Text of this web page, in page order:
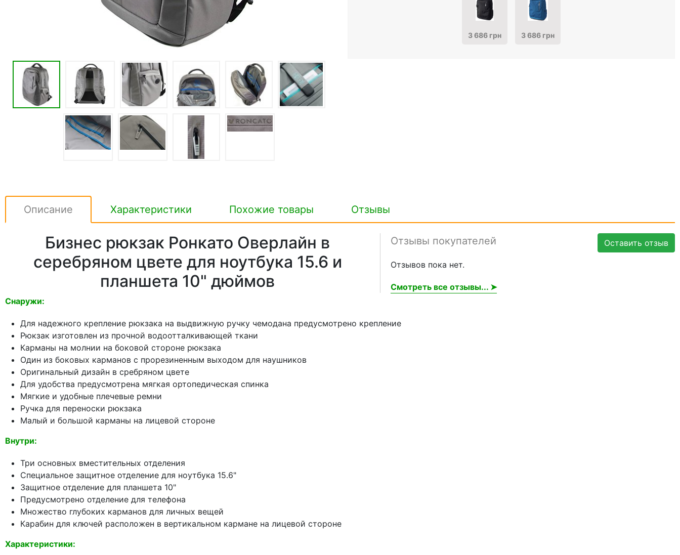
3 686 грн 3 686 грн
Описание Характеристики Похожие товары Отзывы
Оставить отзыв
Отзывы покупателей
Отзывов пока нет.
Смотреть все отзывы... ➤
Бизнес рюкзак Ронкато Оверлайн в
серебряном цвете для ноутбука 15.6 и
планшета 10" дюймов
Снаружи:
Для надежного крепление рюкзака на выдвижную ручку чемодана предусмотрено крепление
Рюкзак изготовлен из прочной водоотталкивающей ткани
Карманы на молнии на боковой стороне рюкзака
Один из боковых карманов с прорезиненным выходом для наушников
Оригинальный дизайн в сребряном цвете
Для удобства предусмотрена мягкая ортопедическая спинка
Мягкие и удобные плечевые ремни
Ручка для переноски рюкзака
Малый и большой карманы на лицевой стороне
Внутри:
Три основных вместительных отделения
Специальное защитное отделение для ноутбука 15.6"
Защитное отделение для планшета 10"
Предусмотрено отделение для телефона
Множество глубоких карманов для личных вещей
Карабин для ключей расположен в вертикальном кармане на лицевой стороне
Характеристики: